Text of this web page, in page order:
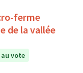
ferme
de la vallée
vote